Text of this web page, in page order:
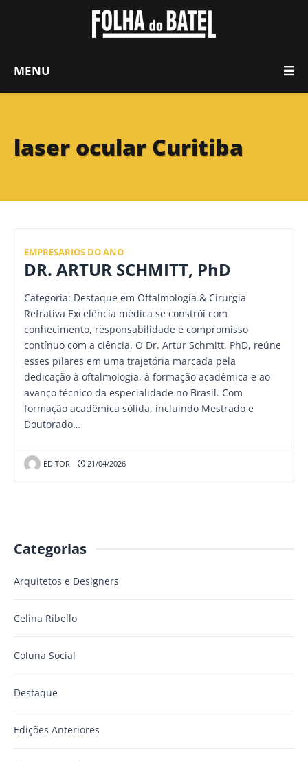
MENU
laser ocular Curitiba
EMPRESARIOS DO ANO
DR. ARTUR SCHMITT, PhD
Categoria: Destaque em Oftalmologia & Cirurgia
Refrativa Excelência médica se constrói com
conhecimento, responsabilidade e compromisso
contínuo com a ciência. O Dr. Artur Schmitt, PhD, reúne
esses pilares em uma trajetória marcada pela
dedicação à oftalmologia, à formação acadêmica e ao
avanço técnico da especialidade no Brasil. Com
formação acadêmica sólida, incluindo Mestrado e
Doutorado…
EDITOR 21/04/2026
Categorias
Arquitetos e Designers
Celina Ribello
Coluna Social
Destaque
Edições Anteriores